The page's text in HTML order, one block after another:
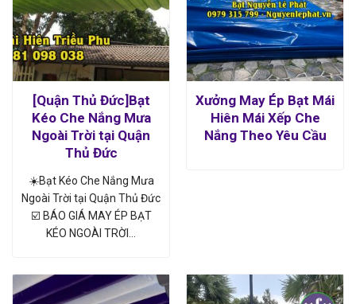
[Quận Thủ Đức]Bạt
Kéo Che Nắng Mưa
Ngoài Trời tại Quận
Thủ Đức
☀️Bạt Kéo Che Nắng Mưa
Ngoài Trời tại Quận Thủ Đức
☑️ BÁO GIÁ MAY ÉP BẠT
KÉO NGOÀI TRỜI…
Xưởng May Ép Bạt Mái
Hiên Mái Xếp Che
Nắng Theo Yêu Cầu